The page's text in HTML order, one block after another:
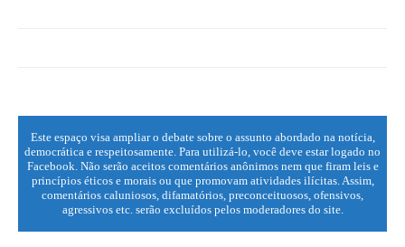
Este espaço visa ampliar o debate sobre o assunto abordado na notícia,
democrática e respeitosamente. Para utilizá-lo, você deve estar logado no
Facebook. Não serão aceitos comentários anônimos nem que firam leis e
princípios éticos e morais ou que promovam atividades ilícitas. Assim,
comentários caluniosos, difamatórios, preconceituosos, ofensivos,
agressivos etc. serão excluídos pelos moderadores do site.